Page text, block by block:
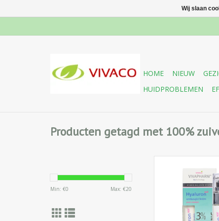
HOME NIEUW
HUIDPROBLEMEN
Producten getagd met 100%
Min: €0 Max: €20
Verjongende anti-
voor alle
bijzonder
rijpere en vermoeide
doeltreffend
Wij slaan